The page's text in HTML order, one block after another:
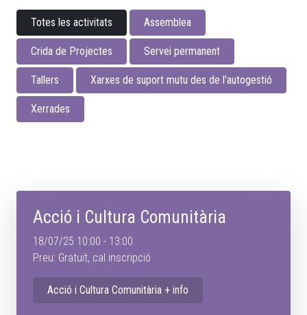
Totes les activitats Assemblea
Crida de Projectes Servei permanent
Tallers Xarxes de suport mutu des de l'autogestió
Xerrades
Acció i Cultura Comunitària
18/07/25 10:00 - 13:00
Preu: Gratuït, cal inscripció
Acció i Cultura Comunitària + info